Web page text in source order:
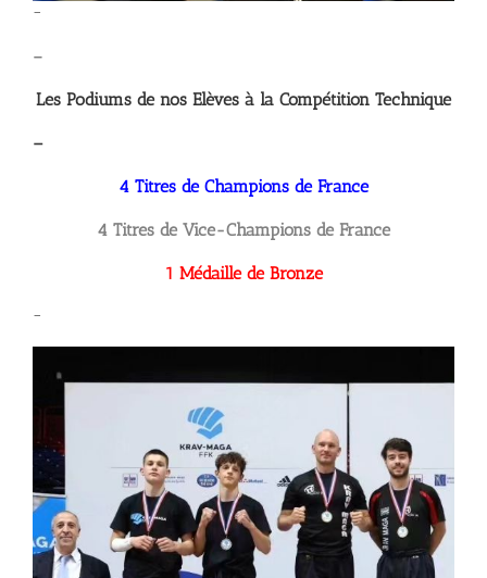
–
–
Les Podiums de nos Elèves à la Compétition Technique
–
4 Titres de Champions de France
4 Titres de Vice-Champions de France
1 Médaille de Bronze
–